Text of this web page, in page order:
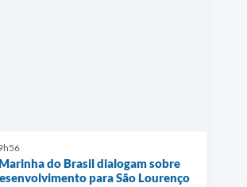
do Brasil dialogam sobre
para São Lourenço